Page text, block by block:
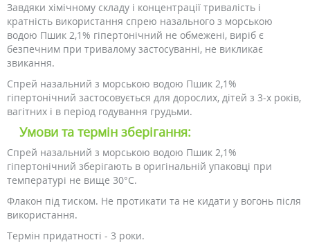
Завдяки хімічному складу і концентрації тривалість і
кратність використання спрею назального з морською
водою Пшик 2,1% гіпертонічний не обмежені, виріб є
безпечним при тривалому застосуванні, не викликає
звикання.
Спрей назальний з морською водою Пшик 2,1%
гіпертонічний застосовується для дорослих, дітей з 3-х років,
вагітних і в період годування грудьми.
Умови та термін зберігання:
Спрей назальний з морською водою Пшик 2,1%
гіпертонічний зберігають в оригінальній упаковці при
температурі не вище 30°C.
Флакон під тиском. Не протикати та не кидати у вогонь після
використання.
Термін придатності - 3 роки.